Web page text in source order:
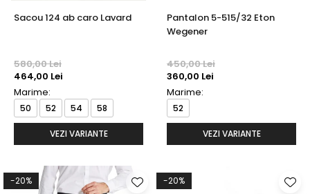
Sacou 124 ab caro Lavard
580,00 Lei
464,00 Lei
Marime:
50 52 54 58
VEZI VARIANTE
Pantalon 5-515/32 Eton
Wegener
450,00 Lei
360,00 Lei
Marime:
52
VEZI VARIANTE
-20% -20%